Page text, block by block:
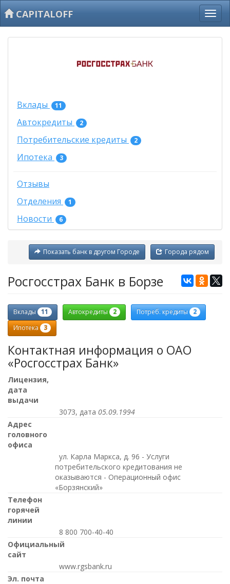
CAPITALOFF
Вклады 11
Автокредиты 2
Потребительские кредиты 2
Ипотека 3
Отзывы
Отделения
1
Новости 6
Города рядом
Показать банк в другом Городе
Росгосстрах Банк в Борзе
Вклады 11 Автокредиты 2 Потреб. кредиты 2
Ипотека 3
Контактная информация о ОАО
«Росгосстрах Банк»
Лицензия,
дата
выдачи
3073, дата 05.09.1994
Адрес
головного
офиса
ул. Карла Маркса, д. 96 - Услуги
потребительского кредитования не
оказываются - Операционный офис
«Борзянский»
Телефон
горячей
линии
8 800 700-40-40
Официальный
сайт
www.rgsbank.ru
Эл. почта